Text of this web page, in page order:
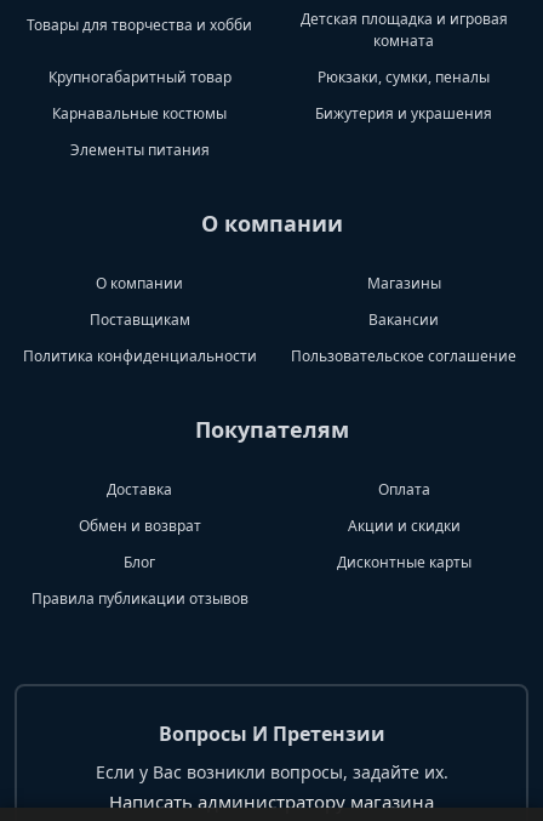
Товары для творчества и хобби
Детская площадка и игровая
комната
Крупногабаритный товар
Рюкзаки, сумки, пеналы
Карнавальные костюмы
Бижутерия и украшения
Элементы питания
О компании
О компании
Магазины
Поставщикам
Вакансии
Политика конфиденциальности
Пользовательское соглашение
Покупателям
Доставка
Оплата
Обмен и возврат
Акции и скидки
Блог
Дисконтные карты
Правила публикации отзывов
Вопросы И Претензии
Если у Вас возникли вопросы, задайте их.
Написать администратору магазина